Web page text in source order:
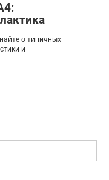
о типичных
и